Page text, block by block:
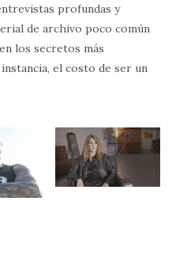
profundas y
de archivo poco común
los secretos más
el costo de ser un